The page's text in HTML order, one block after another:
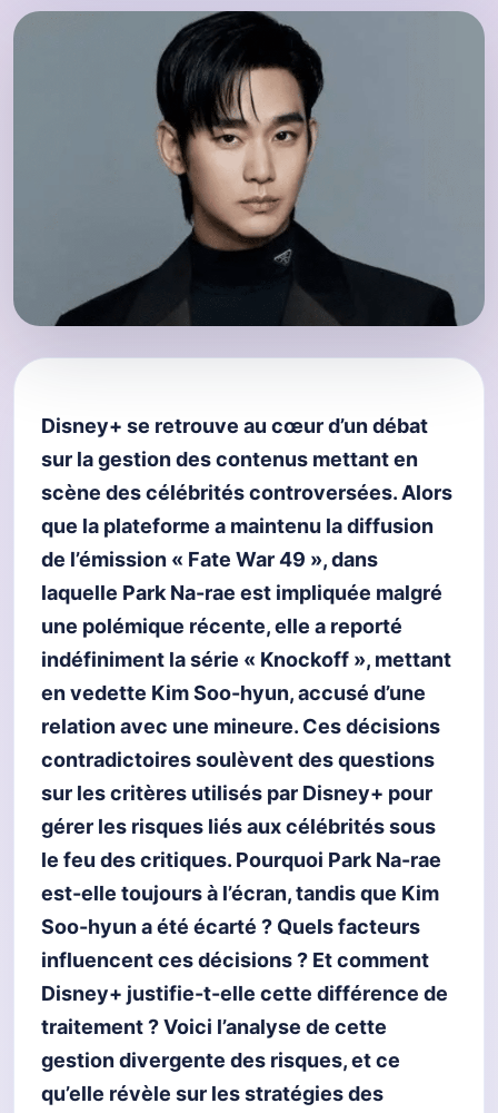
Disney+ se retrouve au cœur d’un débat
sur la gestion des contenus mettant en
scène des célébrités controversées. Alors
que la plateforme a maintenu la diffusion
de l’émission « Fate War 49 », dans
laquelle Park Na-rae est impliquée malgré
une polémique récente, elle a reporté
indéfiniment la série « Knockoff », mettant
en vedette Kim Soo-hyun, accusé d’une
relation avec une mineure. Ces décisions
contradictoires soulèvent des questions
sur les critères utilisés par Disney+ pour
gérer les risques liés aux célébrités sous
le feu des critiques. Pourquoi Park Na-rae
est-elle toujours à l’écran, tandis que Kim
Soo-hyun a été écarté ? Quels facteurs
influencent ces décisions ? Et comment
Disney+ justifie-t-elle cette différence de
traitement ? Voici l’analyse de cette
gestion divergente des risques, et ce
qu’elle révèle sur les stratégies des